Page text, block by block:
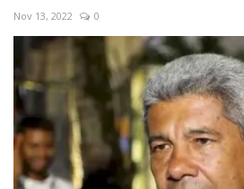
Nov 13, 2022 0